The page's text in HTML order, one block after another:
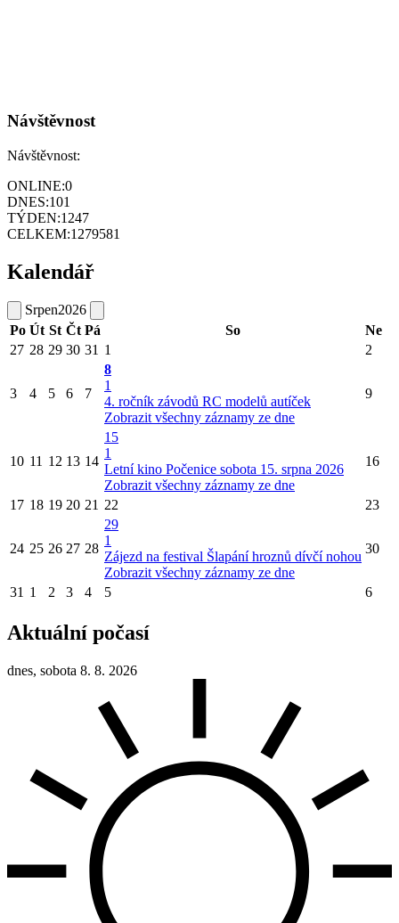
Návštěvnost
Návštěvnost:
ONLINE:0
DNES:101
TÝDEN:1247
CELKEM:1279581
Kalendář
Srpen2026
Po Út St Čt Pá So
Ne
27 28 29 30 31 1 2
3 4 5 6 7
8
1
4. ročník závodů RC modelů autíček
Zobrazit všechny záznamy ze dne
9
10 11 12 13 14
15
1
Letní kino Počenice sobota 15. srpna 2026
Zobrazit všechny záznamy ze dne
16
17 18 19 20 21 22 23
24 25 26 27 28
29
1
Zájezd na festival Šlapání hroznů dívčí nohou
Zobrazit všechny záznamy ze dne
30
31 1 2 3 4 5 6
Aktuální počasí
dnes, sobota 8. 8. 2026